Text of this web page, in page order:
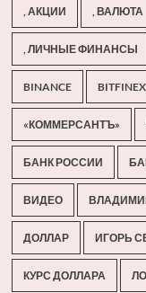
, АКЦИИ , ВАЛЮТА
, ЛИЧНЫЕ ФИНАНСЫ
BINANCE BITFINEX
«КОММЕРСАНТЪ»
БАНК РОССИИ
ВИДЕО
ДОЛЛАР ИГОРЬ
КУРС ДОЛЛАРА